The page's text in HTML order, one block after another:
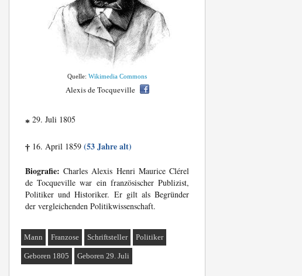
Quelle: Wikimedia Commons
Alexis de Tocqueville
* 29. Juli 1805
† 16. April 1859 (53 Jahre alt)
Biografie: Charles Alexis Henri Maurice Clérel
de Tocqueville war ein französischer Publizist,
Politiker und Historiker. Er gilt als Begründer
der vergleichenden Politikwissenschaft.
Mann Franzose Schriftsteller Politiker
Geboren 1805 Geboren 29. Juli